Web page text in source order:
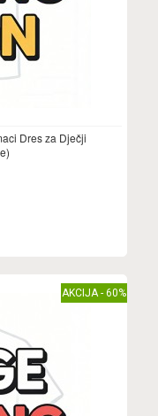
Dres za Dječji
AKCIJA - 60%